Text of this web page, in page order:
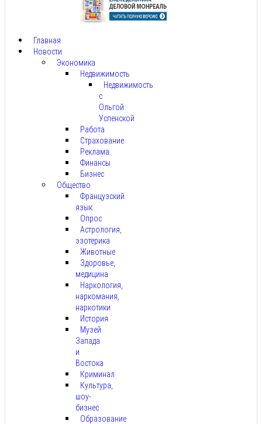
Главная
Новости
Экономика
Недвижимость
Недвижимость
с
Ольгой
Успенской
Работа
Страхование
Реклама
Финансы
Бизнес
Общество
Французский
язык
Опрос
Астрология,
эзотерика
Животные
Здоровье,
медицина
Наркология,
наркомания,
наркотики
История
Музей
Запада
и
Востока
Криминал
Культура,
шоу-
бизнес
Образование